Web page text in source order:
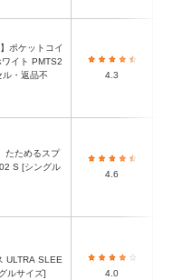
イト PMTS2
・返品不
4.3
S [シングル
4.6
ルサイズ]
4.0